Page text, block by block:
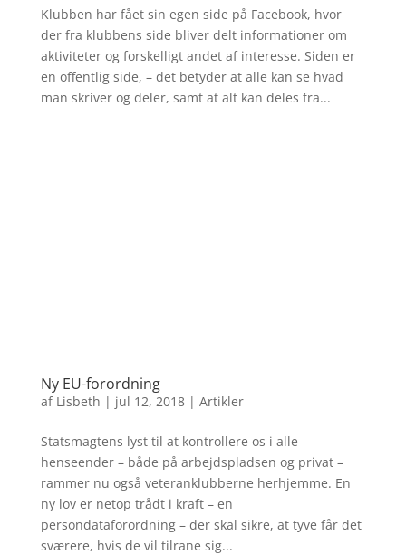
Klubben har fået sin egen side på Facebook, hvor
der fra klubbens side bliver delt informationer om
aktiviteter og forskelligt andet af interesse. Siden er
en offentlig side, – det betyder at alle kan se hvad
man skriver og deler, samt at alt kan deles fra...
Ny EU-forordning
af Lisbeth | jul 12, 2018| Artikler
Statsmagtens lyst til at kontrollere os i alle
henseender – både på arbejdspladsen og privat –
rammer nu også veteranklubberne herhjemme. En
ny lov er netop trådt i kraft – en
persondataforordning – der skal sikre, at tyve får det
sværere, hvis de vil tilrane sig...